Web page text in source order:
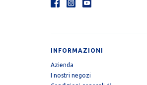
INFORMAZIONI
Azienda
I nostri negozi